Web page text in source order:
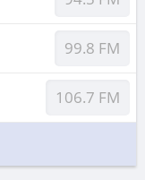
99.8 FM
106.7 FM